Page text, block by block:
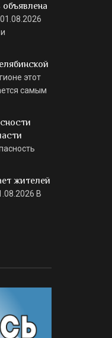
01.08.2026
этот
самым
жителей
В